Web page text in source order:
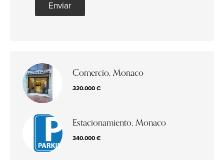
Enviar
Comercio, Monaco
320.000 €
Estacionamiento, Monaco
340.000 €